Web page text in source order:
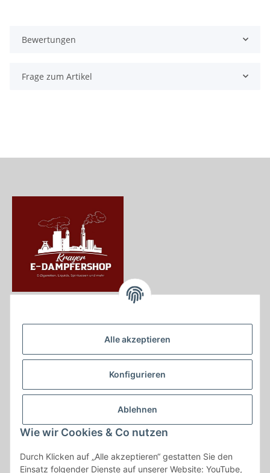
Alle akzeptieren
Konfigurieren
Ablehnen
Wie wir Cookies & Co nutzen
Durch Klicken auf „Alle akzeptieren“ gestatten Sie den
Einsatz folgender Dienste auf unserer Website: YouTube,
Bewertungen
Frage zum Artikel
Krayerstraße 249
Tel.:0201555402
info@krayer-edampfer-shop.de
Gesetzliche Informationen
Informationen
Vertrag widerrufen